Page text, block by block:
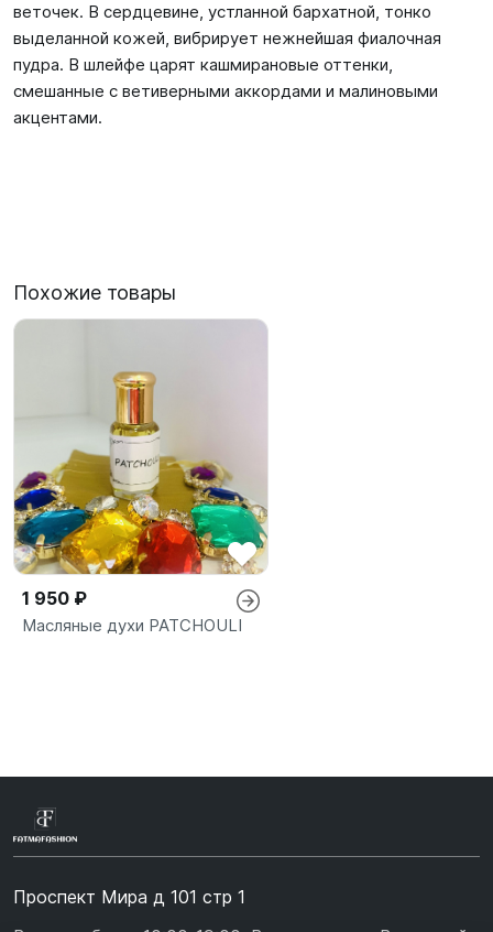
веточек. В сердцевине, устланной бархатной, тонко
выделанной кожей, вибрирует нежнейшая фиалочная
пудра. В шлейфе царят кашмирановые оттенки,
смешанные с ветиверными аккордами и малиновыми
акцентами.
Похожие товары
1 950 ₽
Масляные духи PATCHOULI
Проспект Мира д 101 стр 1